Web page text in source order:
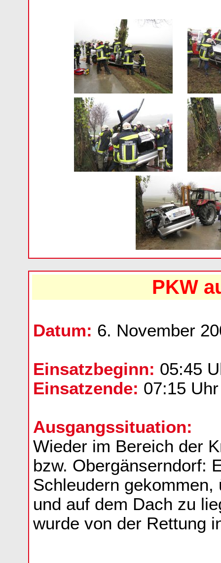
PKW
Datum: 6. November
Einsatzbeginn: 05:45
Einsatzende: 07:15 Uhr
Ausgangssituation:
Wieder im Bereich der
bzw. Obergänserndorf:
Schleudern
und auf dem Dach zu
wurde von der Rettung